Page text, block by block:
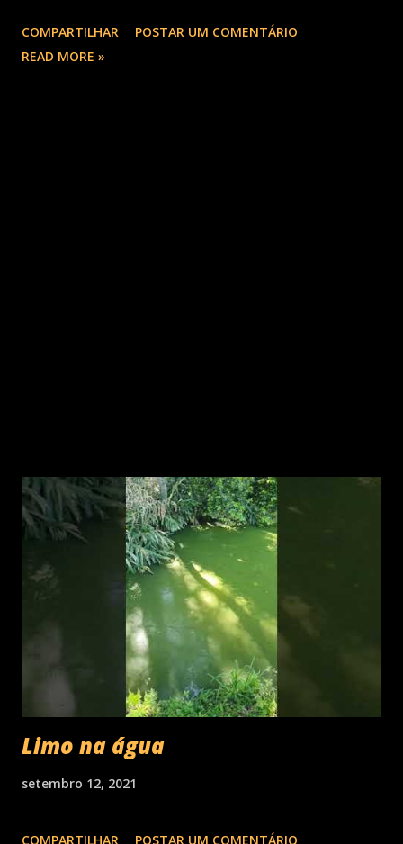
COMPARTILHAR
POSTAR UM COMENTÁRIO
READ MORE »
Limo na água
setembro 12, 2021
COMPARTILHAR POSTAR UM COMENTÁRIO